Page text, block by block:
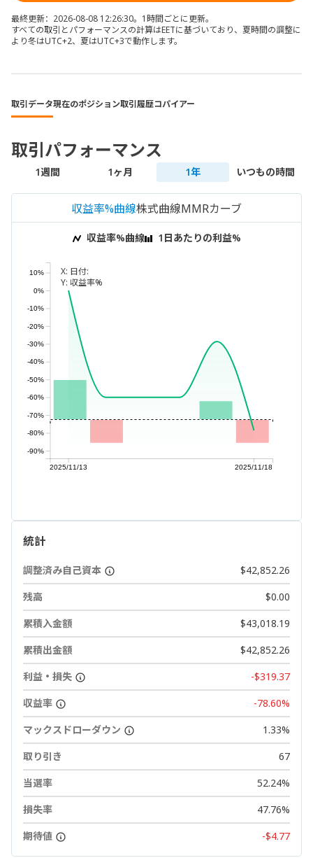
最終更新：2026-08-08 12:26:30。1時間ごとに更新。
すべての取引とパフォーマンスの計算はEETに基づいており、夏時間の調整に
より冬はUTC+2、夏はUTC+3で動作します。
取引データ現在のポジション取引履歴コパイアー
取引パフォーマンス
1週間 1ヶ月 1年 いつもの時間
収益率%曲線株式曲線MMRカーブ
収益率%曲線 1日あたりの利益%
X: 日付:
Y: 収益率%
-90%
-80%
-70%
-60%
-50%
-40%
-30%
-20%
-10%
0%
10%
2025/11/13 2025/11/18
統計
調整済み自己資本
$42,852.26
残高
$0.00
累積入金額
$43,018.19
累積出金額
$42,852.26
利益・損失
-$319.37
収益率
-78.60%
マックスドローダウン
1.33%
取り引き
67
当選率
52.24%
損失率
47.76%
期待値
-$4.77